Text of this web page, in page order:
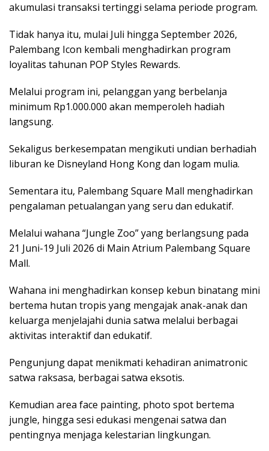
akumulasi transaksi tertinggi selama periode program.
Tidak hanya itu, mulai Juli hingga September 2026,
Palembang Icon kembali menghadirkan program
loyalitas tahunan POP Styles Rewards.
Melalui program ini, pelanggan yang berbelanja
minimum Rp1.000.000 akan memperoleh hadiah
langsung.
Sekaligus berkesempatan mengikuti undian berhadiah
liburan ke Disneyland Hong Kong dan logam mulia.
Sementara itu, Palembang Square Mall menghadirkan
pengalaman petualangan yang seru dan edukatif.
Melalui wahana “Jungle Zoo” yang berlangsung pada
21 Juni-19 Juli 2026 di Main Atrium Palembang Square
Mall.
Wahana ini menghadirkan konsep kebun binatang mini
bertema hutan tropis yang mengajak anak-anak dan
keluarga menjelajahi dunia satwa melalui berbagai
aktivitas interaktif dan edukatif.
Pengunjung dapat menikmati kehadiran animatronic
satwa raksasa, berbagai satwa eksotis.
Kemudian area face painting, photo spot bertema
jungle, hingga sesi edukasi mengenai satwa dan
pentingnya menjaga kelestarian lingkungan.